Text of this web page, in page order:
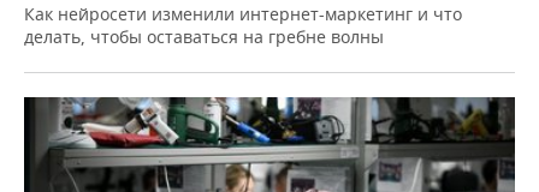
Как нейросети изменили интернет-маркетинг и что
делать, чтобы оставаться на гребне волны